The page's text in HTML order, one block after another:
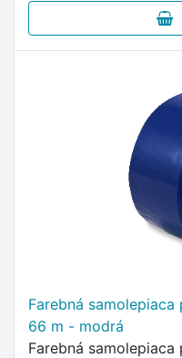
Farebná samolepiaca
66 m - modrá
Farebná